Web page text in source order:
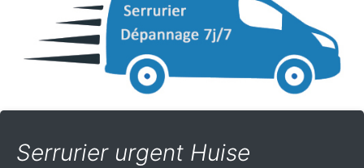
Serrurier urgent Huise